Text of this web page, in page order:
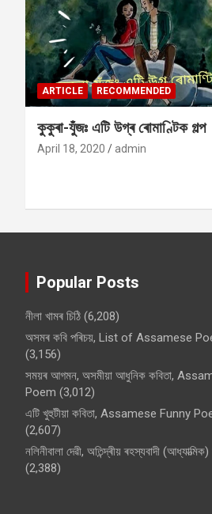
ARTICLE RECOMMENDED
কুকুৰা-যুঁজঃ এটি উগ্ৰ ৰোমাণ্টিক গল্প
April 18, 2020 admin
Popular Posts
নীলা খামৰ চিঠি (6,208)
অসমৰ কবি পৰিচয়, List of Assamese
(3,156)
সময়ৰ আগমন, অসমীয়া আধুনিক কবিতা,
Poem (3,012)
এটি খুহুটীয়া কবিতা, Assamese Funny
(2,607)
নলিনীবালা দেৱী, অতিন্দ্ৰীয় ৰহস্যবাদী
(2,388)